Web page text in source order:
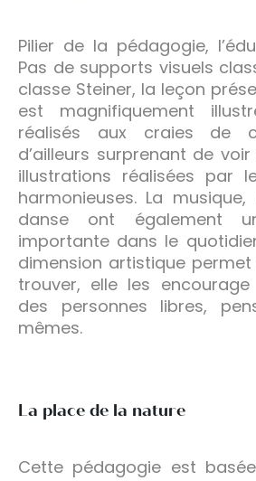
Pilier de la pédagogie,
Pas de supports visuels
classe Steiner, la leçon
est magnifiquement
réalisés aux craies de
d’ailleurs surprenant de
illustrations réalisées par
harmonieuses. La
danse ont également
importante dans le
dimension artistique permet
trouver, elle les
des personnes libres,
mêmes.
La place de la nature
Cette pédagogie est